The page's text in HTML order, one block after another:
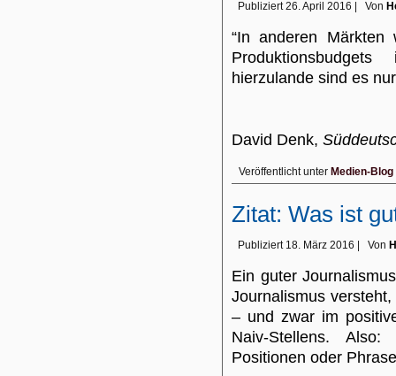
Publiziert 26. April 2016 Von
“In anderen Märkten
hierzulande sind es
David Denk,
Veröffentlicht unter Medien-Blog
Zitat: Was ist
Publiziert 18. März 2016 Von
Ein guter
Journalismus
– und zwar im
Naiv-Stellens.
Positionen oder